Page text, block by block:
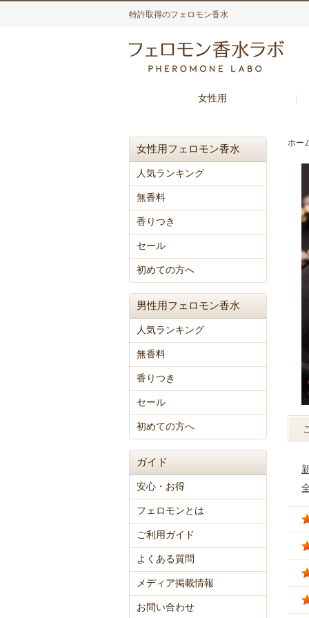
特許取得のフェロモン香水
女性用
ホー
女性用フェロモン香水
人気ランキング
無香料
香りつき
セール
初めての方へ
男性用フェロモン香水
人気ランキング
無香料
香りつき
セール
初めての方へ
ガイド
安心・お得
フェロモンとは
ご利用ガイド
よくある質問
メディア掲載情報
お問い合わせ